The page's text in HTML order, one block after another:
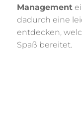
Management
dadurch eine
entdecken,
Spaß bereitet.